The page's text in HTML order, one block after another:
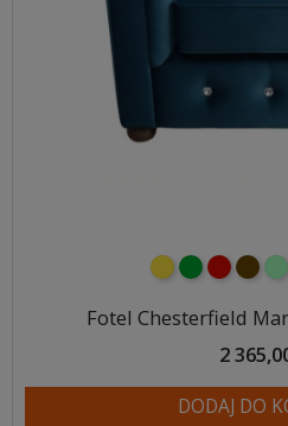
żółtyzielonyczerwony
Fotel Chesterfield
2
DODAJ DO